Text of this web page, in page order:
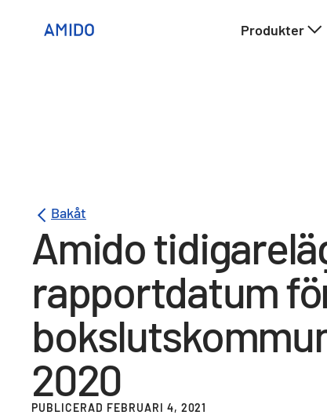
Produkter
Bakåt
Amido
rapportdatum
2020
PUBLICERAD FEBRUARI 4, 2021